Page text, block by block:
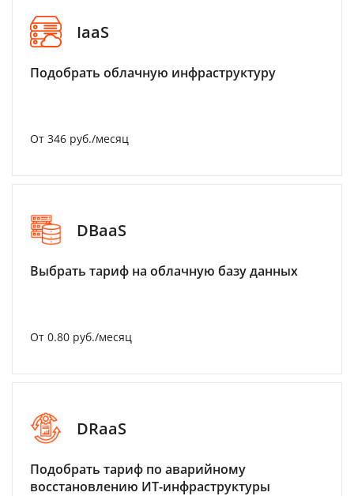
IaaS
Подобрать облачную инфраструктуру
От 346 руб./месяц
DBaaS
Выбрать тариф на облачную базу данных
От 0.80 руб./месяц
DRaaS
Подобрать тариф по аварийному
восстановлению ИТ-инфраструктуры